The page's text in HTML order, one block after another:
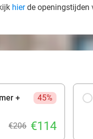
hierde openingstijden
+
45%
€206 €114